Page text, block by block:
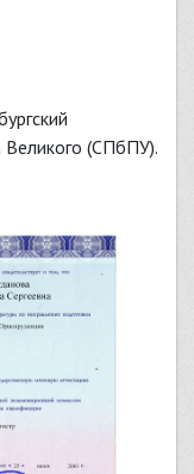
Великого (СПбПУ).